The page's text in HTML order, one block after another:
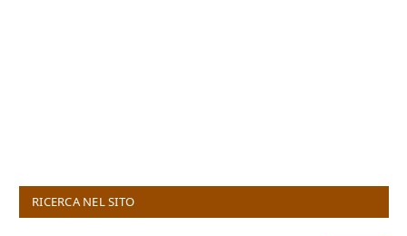
RICERCA NEL SITO